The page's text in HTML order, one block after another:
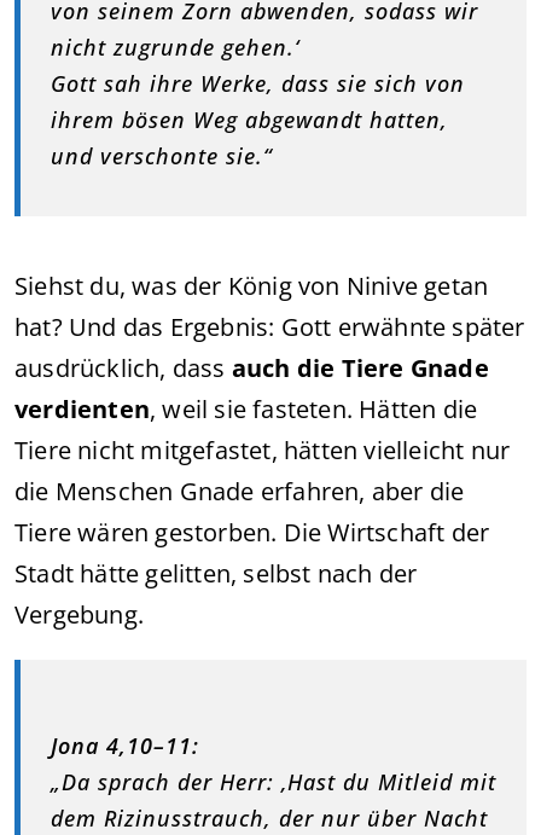
von seinem Zorn abwenden, sodass wir
nicht zugrunde gehen.‘
Gott sah ihre Werke, dass sie sich von
ihrem bösen Weg abgewandt hatten,
und verschonte sie.“
Siehst du, was der König von Ninive getan
hat? Und das Ergebnis: Gott erwähnte später
ausdrücklich, dass auch die Tiere Gnade
verdienten, weil sie fasteten. Hätten die
Tiere nicht mitgefastet, hätten vielleicht nur
die Menschen Gnade erfahren, aber die
Tiere wären gestorben. Die Wirtschaft der
Stadt hätte gelitten, selbst nach der
Vergebung.
Jona 4,10–11:
„Da sprach der Herr: ‚Hast du Mitleid mit
dem Rizinusstrauch, der nur über Nacht